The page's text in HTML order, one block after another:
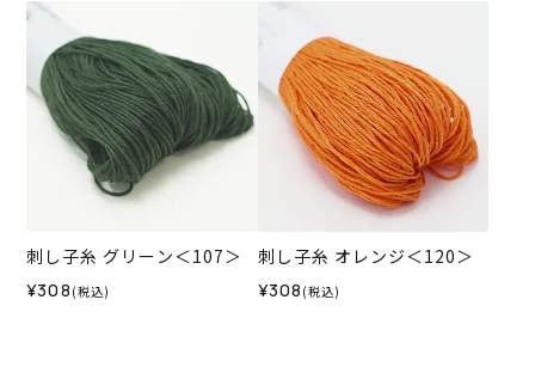
刺し子糸 グリーン＜107＞
¥308 (税込)
刺し子糸 オレンジ＜120＞
¥308 (税込)